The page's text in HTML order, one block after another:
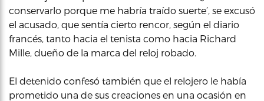
conservarlo porque me habría traído suerte’, se excusó
el acusado, que sentía cierto rencor, según el diario
francés, tanto hacia el tenista como hacia Richard
Mille, dueño de la marca del reloj robado.
El detenido confesó también que el relojero le había
prometido una de sus creaciones en una ocasión en